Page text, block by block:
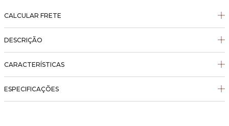
CALCULAR FRETE
DESCRIÇÃO
CARACTERÍSTICAS
ESPECIFICAÇÕES